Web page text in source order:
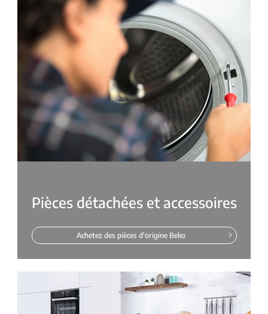
Pièces détachées et accessoires
Achetez des pièces d'origine Beko